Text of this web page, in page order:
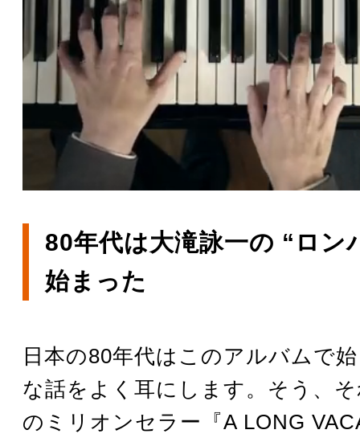
80年代は大滝詠一の “ロン
始まった
日本の80年代はこのアルバムで
な話をよく耳にします。そう、
のミリオンセラー『A LONG